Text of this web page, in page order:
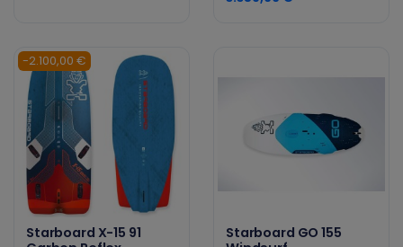
-2.100,00 €
Starboard X-15 91
Starboard GO 155